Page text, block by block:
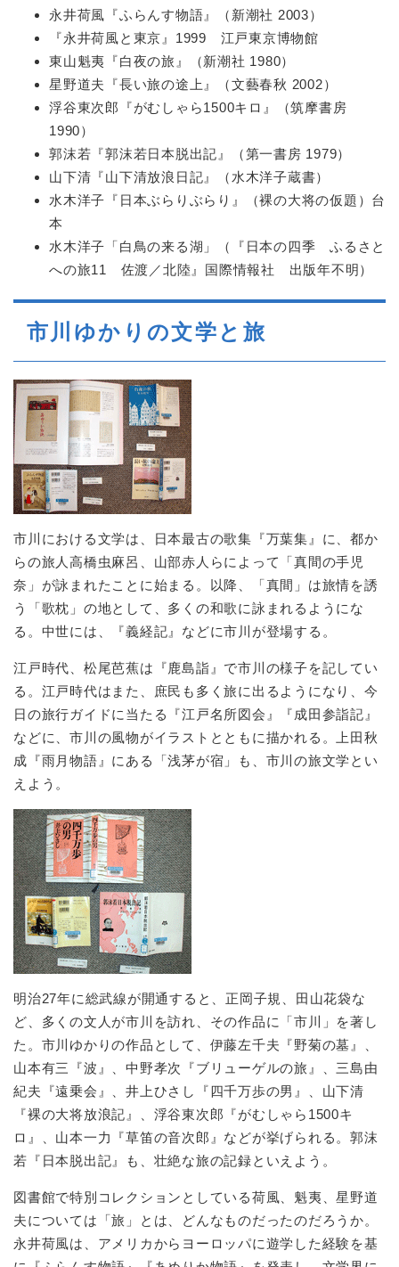
永井荷風『ふらんす物語』（新潮社 2003）
『永井荷風と東京』1999 江戸東京博物館
東山魁夷『白夜の旅』（新潮社 1980）
星野道夫『長い旅の途上』（文藝春秋 2002）
浮谷東次郎『がむしゃら1500キロ』（筑摩書房
1990）
郭沫若『郭沫若日本脱出記』（第一書房 1979）
山下清『山下清放浪日記』（水木洋子蔵書）
水木洋子『日本ぶらりぶらり』（裸の大将の仮題）台
本
水木洋子「白鳥の来る湖」（『日本の四季 ふるさと
への旅11 佐渡／北陸』国際情報社 出版年不明）
市川ゆかりの文学と旅
市川における文学は、日本最古の歌集『万葉集』に、都か
らの旅人高橋虫麻呂、山部赤人らによって「真間の手児
奈」が詠まれたことに始まる。以降、「真間」は旅情を誘
う「歌枕」の地として、多くの和歌に詠まれるようにな
る。中世には、『義経記』などに市川が登場する。
江戸時代、松尾芭蕉は『鹿島詣』で市川の様子を記してい
る。江戸時代はまた、庶民も多く旅に出るようになり、今
日の旅行ガイドに当たる『江戸名所図会』『成田参詣記』
などに、市川の風物がイラストとともに描かれる。上田秋
成『雨月物語』にある「浅茅が宿」も、市川の旅文学とい
えよう。
明治27年に総武線が開通すると、正岡子規、田山花袋な
ど、多くの文人が市川を訪れ、その作品に「市川」を著し
た。市川ゆかりの作品として、伊藤左千夫『野菊の墓』、
山本有三『波』、中野孝次『ブリューゲルの旅』、三島由
紀夫『遠乗会』、井上ひさし『四千万歩の男』、山下清
『裸の大将放浪記』、浮谷東次郎『がむしゃら1500キ
ロ』、山本一力『草笛の音次郎』などが挙げられる。郭沫
若『日本脱出記』も、壮絶な旅の記録といえよう。
図書館で特別コレクションとしている荷風、魁夷、星野道
夫については「旅」とは、どんなものだったのだろうか。
永井荷風は、アメリカからヨーロッパに遊学した経験を基